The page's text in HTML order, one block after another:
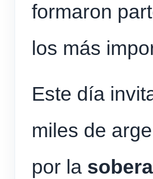
formaron
los más
Este día
miles de
por la